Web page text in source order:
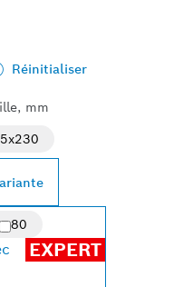
Réinitialiser
mm
80
EXPERT